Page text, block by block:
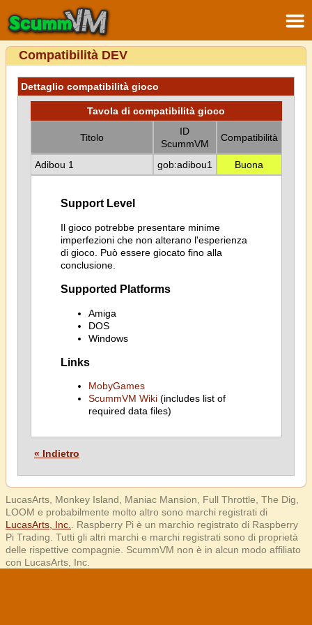
Compatibilità DEV
Dettaglio compatibilità gioco
Tavola di compatibilità gioco
Titolo
ID
ScummVM
Compatibilità
Adibou 1 gob:adibou1 Buona
Support Level
Il gioco potrebbe presentare minime
imperfezioni che non alterano l'esperienza
di gioco. Può essere giocato fino alla
conclusione.
Supported Platforms
Amiga
DOS
Windows
Links
MobyGames
ScummVM Wiki(includes list of
required data files)
« Indietro
LucasArts, Monkey Island, Maniac Mansion, Full Throttle, The Dig,
LOOM e probabilmente molto altro sono marchi registrati di
LucasArts, Inc.
. Raspberry Pi è un marchio registrato di Raspberry
Pi Trading. Tutti gli altri marchi e marchi registrati sono di proprietà
delle rispettive compagnie. ScummVM non è in alcun modo affiliato
con LucasArts, Inc.